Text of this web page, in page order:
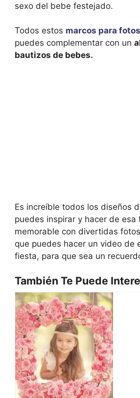
sexo del bebe festejado.
Todos estos marcos para
puedes complementar con un
bautizos de bebes.
Es increíble todos los diseños
puedes inspirar y hacer de esa
memorable con divertidas
que puedes hacer un video de
fiesta, para que sea un
También Te Puede